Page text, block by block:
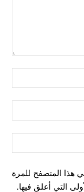
هذا المتصفح للمرة
التي أعلق فيها.